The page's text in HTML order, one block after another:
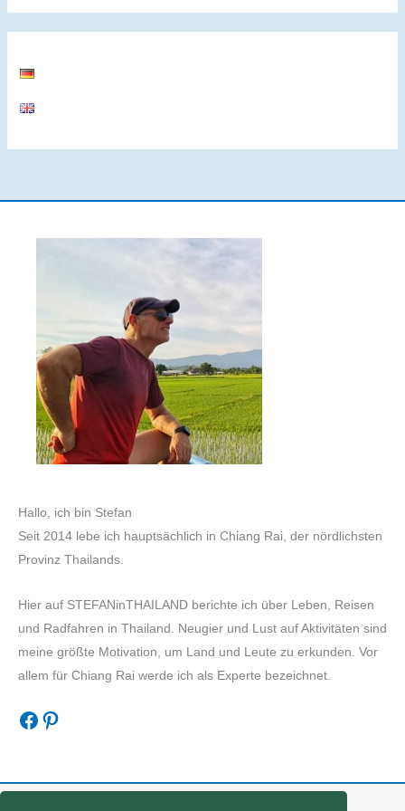
Hallo, ich bin Stefan
Seit 2014 lebe ich hauptsächlich in Chiang Rai, der nördlichsten
Provinz Thailands.
Hier auf STEFANinTHAILAND berichte ich über Leben, Reisen
und Radfahren in Thailand. Neugier und Lust auf Aktivitäten sind
meine größte Motivation, um Land und Leute zu erkunden. Vor
allem für Chiang Rai werde ich als Experte bezeichnet.
Facebook
Pinterest